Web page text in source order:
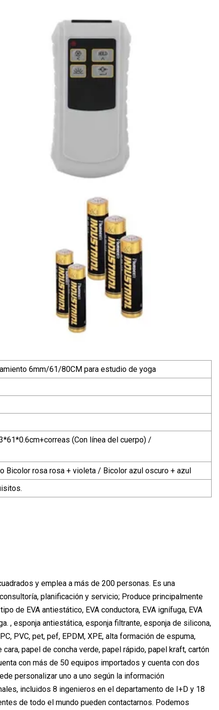
6mm/61/80CM para estudio de yoga
(Con línea del cuerpo) /
Bicolor rosa rosa + violeta / Bicolor azul oscuro + azul
y emplea a más de 200 personas. Es una
planificación y servicio; Produce principalmente
de EVA antiestático, EVA conductora, EVA ignífuga, EVA
, esponja antiestática, esponja filtrante, esponja de silicona,
PVC, pet, pef, EPDM, XPE, alta formación de espuma,
cara, papel de concha verde, papel rápido, papel kraft, cartón
con más de 50 equipos importados y cuenta con dos
personalizar uno a uno según la información
incluidos 8 ingenieros en el departamento de I+D y 18
de todo el mundo pueden contactarnos. Podemos